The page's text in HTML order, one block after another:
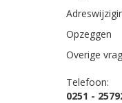
Opzeggen
Overige
Telefoon:
0251 -